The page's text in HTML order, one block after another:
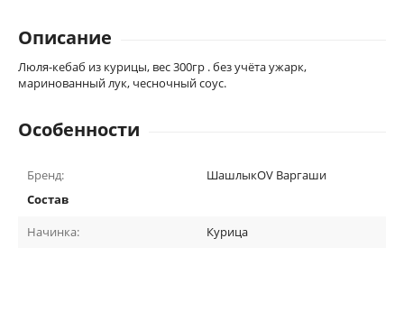
Описание
Люля-кебаб из курицы, вес 300гр . без учёта ужарк,
маринованный лук, чесночный соус.
Особенности
Бренд:
ШашлыкOV Варгаши
Состав
Начинка:
Курица